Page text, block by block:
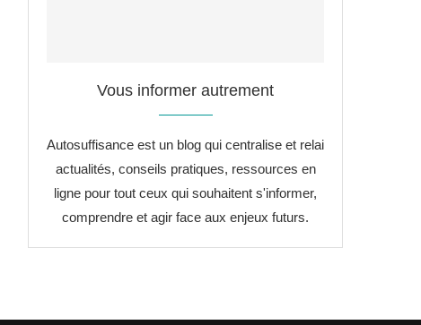
Vous informer autrement
Autosuffisance est un blog qui centralise et relai
actualités, conseils pratiques, ressources en
ligne pour tout ceux qui souhaitent s'informer,
comprendre et agir face aux enjeux futurs.